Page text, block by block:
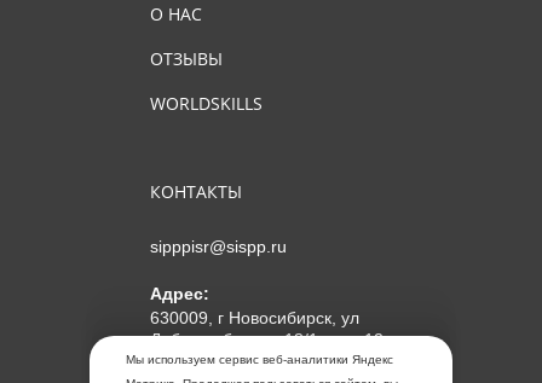
Мы используем сервис веб-аналитики Яндекс
О НАС
ОТЗЫВЫ
WORLDSKILLS
КОНТАКТЫ
sipppisr@sispp.ru
Адрес:
630009, г Новосибирск, ул
Добролюбова, д 18/1, пом 12